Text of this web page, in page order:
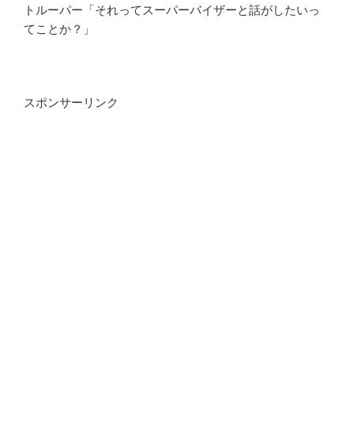
トルーパー「それってスーパーバイザーと話がしたいっ
てことか？」
スポンサーリンク